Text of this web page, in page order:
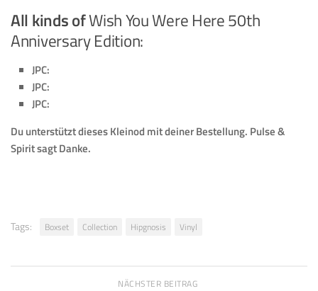
All kinds ofWish You Were Here 50th
Anniversary Edition:
JPC:
JPC:
JPC:
Du unterstützt dieses Kleinod mit deiner Bestellung. Pulse &
Spirit sagt Danke.
Tags: Boxset Collection Hipgnosis Vinyl
NÄCHSTER BEITRAG